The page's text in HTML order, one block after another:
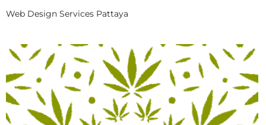
Web Design Services Pattaya